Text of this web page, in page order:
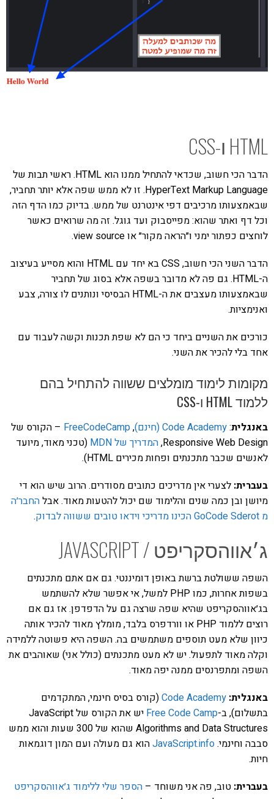
HTML ו-CSS
הדבר הכי חשוב, שכדאי להתחיל ממנו הוא HTML. ראשי תבות של
HyperText Markup Language. זו לא ממש שפה אלא יותר תחביר,
שבאמצעותו מרכיבים דפי אינטרנט של ממש. בדיוק כמו הדף הזה
וכל דף ואתר שהוא: מפייסבוק ועד גוגל. זה מה שרואים כאשר
לוחצים כפתור ימני ו״הראה מקור״ או view source.
הדבר השני הכי חשוב, CSS בא יחד עם HTML והוא מסייע בעיצוב
ה-HTML. גם פה לא מדובר בשפה אלא בסוג של תחביר
שבאמצעותו מעצבים את ה-HTML הבסיסי ונותנים לו צורה, צבע
ואנימציות.
כורכים את השניים ביחד כי הם לא שפת תכנות וקשה לעבוד עם
אחד בלי להכיר את השני.
מקומות לימוד מומלצים ששווה להתחיל בהם
ללמוד HTML ו-CSS
באנגלית:Code Academy (חינם) ,
FreeCodeCamp – הקורס של
Responsive Web Design, המדריך של MDN
(טכני מאוד, מיועד
לאנשים שכבר מתכנתים ופחות מכירים HTML).
בעברית: לצערי אין מדריכים כתובים מסודרים. הרוב שיש הוא די
מיושן ובן כמה שנים והלימוד שם יכול להטעות מאוד. אבלהחבר׳ה
מ GoCode Sderot הכינו מדריכי וידאו טובים ששווה לבדוק
.
ג׳אווהסקריפט / JAVASCRIPT
השפה ששולטת ברשת באופן דומיננטי. גם אם אתם מתכנתים
בשפות אחרות, כמו PHP למשל, אי אפשר שלא להשתמש
בג׳אווהסקריפט שהיא שפה שרצה גם על הדפדפן. אז גם אם
רוצים ללמוד PHP או וורדפרס בלבד, מומלץ מאוד להכיר אותה
כיוון שלא מעט תוספים משתמשים בה. השפה היא פשוטה ללמידה
וקלה מאוד לתפעול. יש לא מעט מתכנתים (כולל אני) שאוהבים את
השפה ומתפרנסים ממנה יפה מאוד.
באנגלית: Code Academy(קורס בסיס חינמי, המתקדמים
בתשלום), ב-Free Code Camp
יש את הקורס של JavaScript
Algorithms and Data Structures שהוא של 300 שעות והוא ממש
סבבה וחינמי.JavaScript.infoהוא גם מעולה ועם המון דוגמאות
חיות.
בעברית: טוב, פה אני משוחד – הספר שלי ללימוד ג׳אווהסקריפט